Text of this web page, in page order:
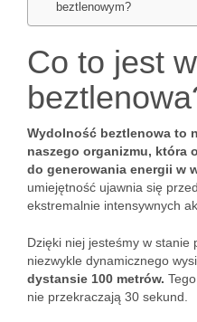
beztlenowym?
Co to jest
Wydolność beztlenowa to
naszego organizmu, która
do generowania energii w
umiejętność ujawnia się
ekstremalnie intensywnych
Dzięki niej jesteśmy w stanie
niezwykle dynamicznego
dystansie 100 metrów.
nie przekraczają 30 sekund.